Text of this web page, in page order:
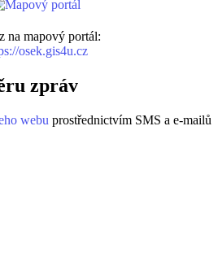
na mapový portál:
osek.gis4u.cz
zpráv
webu prostřednictvím SMS a e-mailů